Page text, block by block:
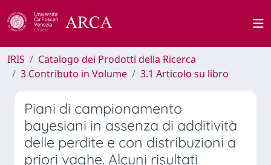
IRIS
Catalogo dei Prodotti della Ricerca
3 Contributo in Volume
3.1 Articolo su libro
Piani di campionamento
bayesiani in assenza di additività
delle perdite e con distribuzioni a
priori vaghe. Alcuni risultati